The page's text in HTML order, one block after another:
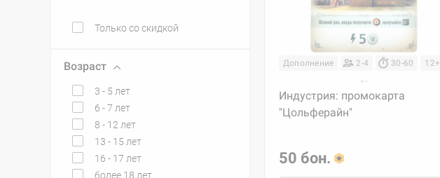
Только со скидкой
Возраст
3 - 5 лет
6 - 7 лет
8 - 12 лет
13 - 15 лет
16 - 17 лет
более 18 лет
Дополнение 2-4 30-60 12+
Индустрия: промокарта
"Цольферайн"
50 бон.